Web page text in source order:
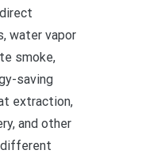
water vapor
smoke,
saving
extraction,
and other